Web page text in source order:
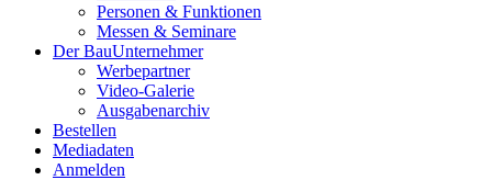
Personen & Funktionen
Messen & Seminare
Der BauUnternehmer
Werbepartner
Video-Galerie
Ausgabenarchiv
Bestellen
Mediadaten
Anmelden